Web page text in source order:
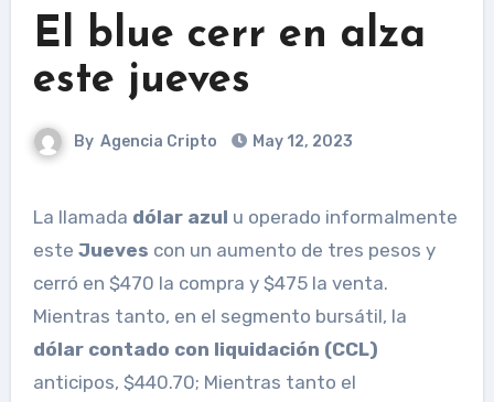
El blue cerr en alza
este jueves
By Agencia Cripto May 12, 2023
La llamada dólar azul u operado informalmente
este Jueves con un aumento de tres pesos y
cerró en $470 la compra y $475 la venta.
Mientras tanto, en el segmento bursátil, la
dólar contado con liquidación (CCL)
anticipos, $440.70; Mientras tanto el